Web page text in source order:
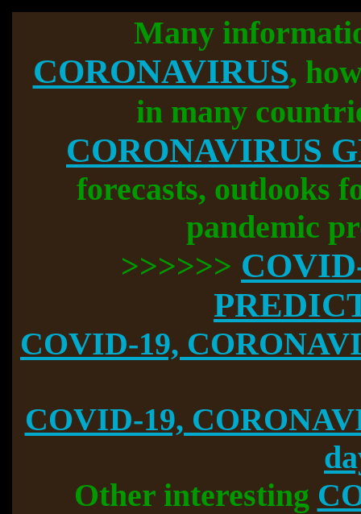
Many
CORONAVIRUS,
in many
CORONAVIRUS
forecasts, outlooks
pandemic
>>>>>>
COVID-19,
COVID-19,
Other interesting